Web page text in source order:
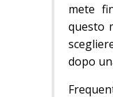
mete
questo
dopo